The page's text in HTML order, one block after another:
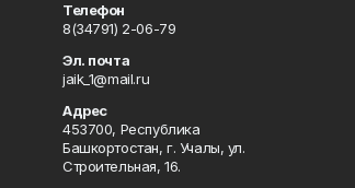
Телефон
8(34791) 2-06-79
Эл. почта
jaik_1@mail.ru
Адрес
453700, Республика
Башкортостан, г. Учалы, ул.
Строительная, 16.